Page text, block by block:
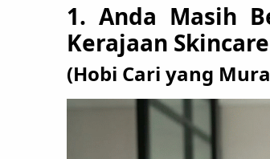
1. Anda Masih
Kerajaan Skincare
(Hobi Cari yang